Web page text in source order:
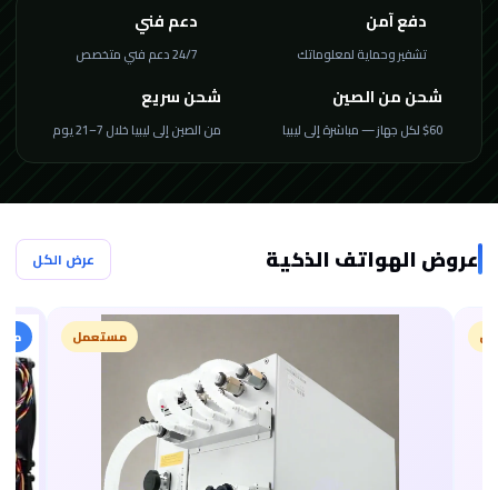
دفع آمن
تشفير وحماية لمعلوماتك
دعم فني
24/7 دعم فني متخصص
شحن من الصين
$60 لكل جهاز — مباشرة إلى ليبيا
شحن سريع
من الصين إلى ليبيا خلال 7–21 يوم
عروض الهواتف الذكية عرض الكل
مستعمل